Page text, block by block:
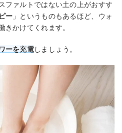
ファルトではない土の上がおすす
ー 」というものもあるほど、ウォ
きかけてくれます。
ーを充電しましょう。